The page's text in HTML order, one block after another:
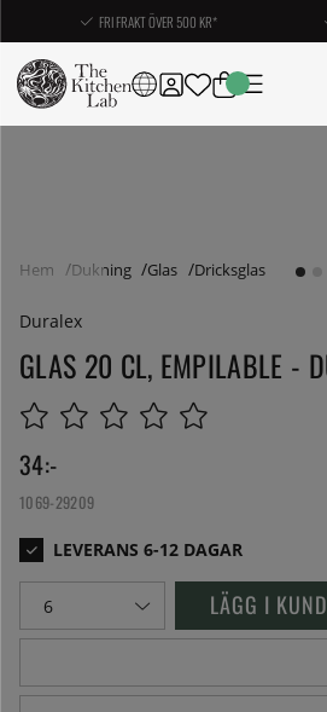
FRI FRAKT ÖVER 500 KR*
Hem Dukning Glas Dricksglas
Duralex
GLAS 20 CL, EMPILABLE -
34:-
1069-29209
LÄGG I